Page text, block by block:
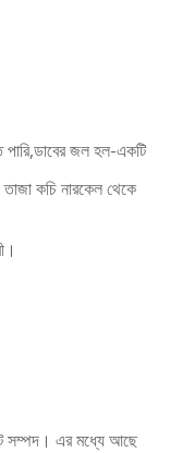
পারি,ডাবের জল হল-একটি
কচি নারকেল থেকে
সম্পদ। এর মধ্যে আছে